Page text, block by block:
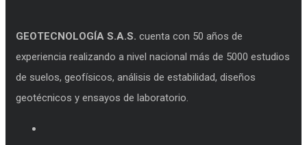
GEOTECNOLOGÍA S.A.S. cuenta con 50 años de
experiencia realizando a nivel nacional más de 5000 estudios
de suelos, geofísicos, análisis de estabilidad, diseños
geotécnicos y ensayos de laboratorio.